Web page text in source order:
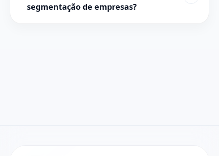
segmentação de empresas?